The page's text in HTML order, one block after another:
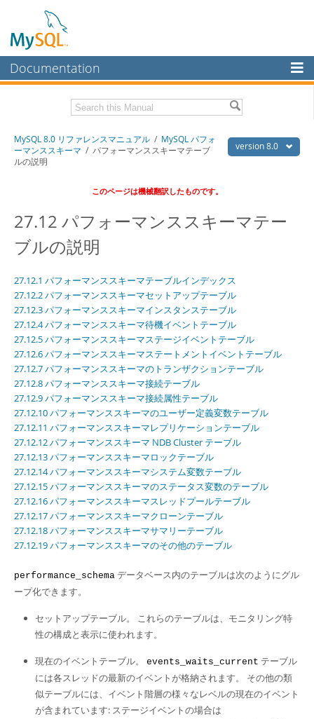
Documentation
MySQL Enterprise
Workbench
InnoDB Cluster
MySQL NDB Cluster
Connectors
More
Downloads
Developer Zone
Download this Manual
PDF (US Ltr)
version 8.0
MySQL 8.0 リファレンスマニュアル / MySQL パフォ
ーマンススキーマ / パフォーマンススキーマテーブ
ルの説明
このページは機械翻訳したものです。
27.12 パフォーマンススキーマテー
ブルの説明
27.12.1 パフォーマンススキーマテーブルインデックス
27.12.2 パフォーマンススキーマセットアップテーブル
27.12.3 パフォーマンススキーマインスタンステーブル
27.12.4 パフォーマンススキーマ待機イベントテーブル
27.12.5 パフォーマンススキーマステージイベントテーブル
27.12.6 パフォーマンススキーマステートメントイベントテーブル
27.12.7 パフォーマンススキーマのトランザクションテーブル
27.12.8 パフォーマンススキーマ接続テーブル
27.12.9 パフォーマンススキーマ接続属性テーブル
27.12.10 パフォーマンススキーマのユーザー定義変数テーブル
27.12.11 パフォーマンススキーマレプリケーションテーブル
27.12.12 パフォーマンススキーマ NDB Cluster テーブル
27.12.13 パフォーマンススキーマロックテーブル
27.12.14 パフォーマンススキーマシステム変数テーブル
27.12.15 パフォーマンススキーマのステータス変数のテーブル
27.12.16 パフォーマンススキーマスレッドプールテーブル
27.12.17 パフォーマンススキーマクローンテーブル
27.12.18 パフォーマンススキーマサマリーテーブル
27.12.19 パフォーマンススキーマのその他のテーブル
performance_schema データベース内のテーブルは次のようにグル
ープ化できます。
セットアップテーブル。 これらのテーブルは、モニタリング特
性の構成と表示に使われます。
現在のイベントテーブル。 events_waits_current テーブル
には各スレッドの最新のイベントが格納されます。 その他の類
似テーブルには、イベント階層の様々なレベルの現在のイベント
が含まれています: ステージイベントの場合は